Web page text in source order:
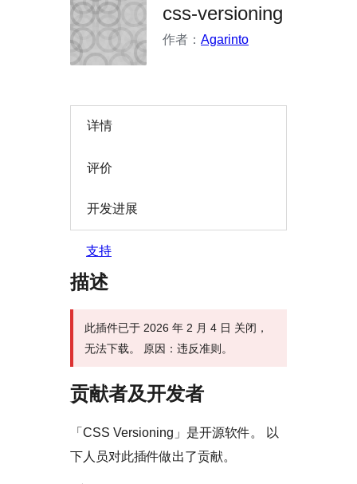
件
css-versioning
作者： Agarinto
详情
评价
开发进展
支持
描述
此插件已于 2026 年 2 月 4 日 关闭，
无法下载。 原因：违反准则。
贡献者及开发者
「CSS Versioning」是开源软件。 以
下人员对此插件做出了贡献。